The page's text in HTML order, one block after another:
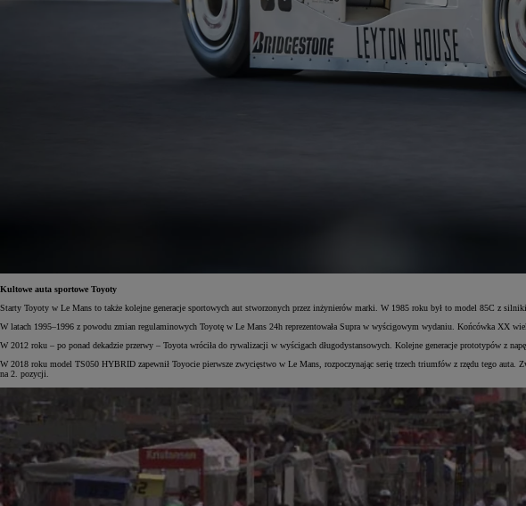
Kultowe auta sportowe Toyoty
Starty Toyoty w Le Mans to także kolejne generacje sportowych aut stworzonych przez inżynierów marki. W 1985 roku był to model 85C z
W latach 1995–1996 z powodu zmian regulaminowych Toyotę w Le Mans 24h reprezentowała Supra w wyścigowym wydaniu. Końcówka XX
W 2012 roku – po ponad dekadzie przerwy – Toyota wróciła do rywalizacji w wyścigach długodystansowych. Kolejne generacje prototypów z
W 2018 roku model TS050 HYBRID zapewnił Toyocie pierwsze zwycięstwo w Le Mans, rozpoczynając serię trzech triumfów z rzędu tego
na 2. pozycji.